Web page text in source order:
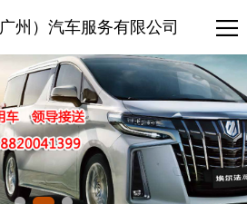
州）汽车服务有限公司